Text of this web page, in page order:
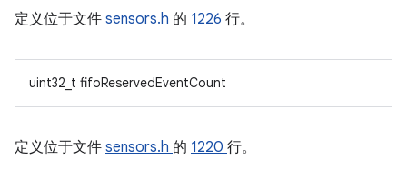
定义位于文件 sensors.h 的 1226 行。
uint32_t fifoReservedEventCount
定义位于文件 sensors.h 的 1220 行。